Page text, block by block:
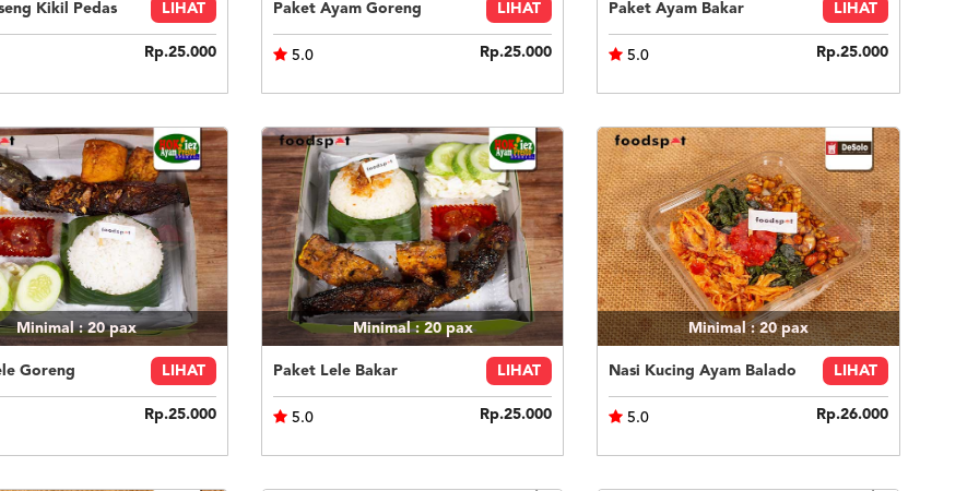
Kikil Pedas LIHAT
Rp.25.000
Paket Ayam Goreng LIHAT
5.0 Rp.25.000
Paket Ayam Bakar LIHAT
5.0 Rp.25.000
Minimal : 20pax
Goreng LIHAT
Rp.25.000
Minimal : 20 pax
Paket Lele Bakar LIHAT
5.0 Rp.25.000
Minimal : 20pax
Nasi Kucing Ayam Balado LIHAT
5.0 Rp.26.000